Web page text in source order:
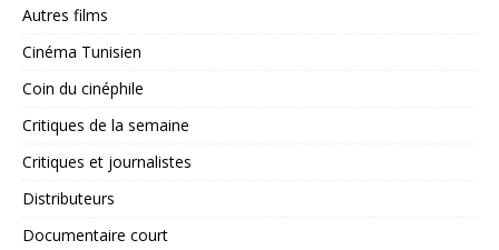
Autres films
Cinéma Tunisien
Coin du cinéphile
Critiques de la semaine
Critiques et journalistes
Distributeurs
Documentaire court